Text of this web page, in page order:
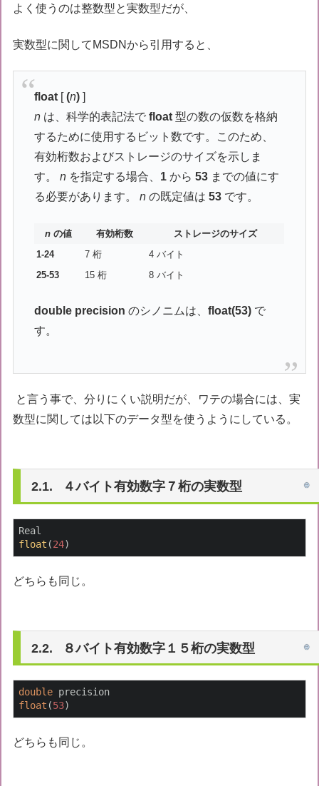
よく使うのは整数型と実数型だが、
実数型に関してMSDNから引用すると、
float [(n) ]
n は、科学的表記法でfloat 型の数の仮数を格納
するために使用するビット数です。このため、
有効桁数およびストレージのサイズを示しま
す。n を指定する場合、 1 から53 までの値にす
る必要があります。n の既定値は53 です。
n の値 有効桁数
ストレージのサイズ
1-24
7 桁
4 バイト
25-53
15 桁 8 バイト
double precision のシノニムは、float(53) で
す。
と言う事で、分りにくい説明だが、ワテの場合には、実
数型に関しては以下のデータ型を使うようにしている。
４バイト有効数字７桁の実数型
float (24)
どちらも同じ。
８バイト有効数字１５桁の実数型
double
float (53)
どちらも同じ。